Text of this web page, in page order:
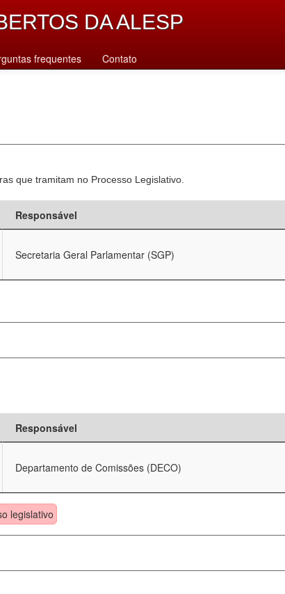
DA ALESP
frequentes Contato
que tramitam no Processo Legislativo.
Responsável
Secretaria Geral Parlamentar (SGP)
Responsável
Departamento de Comissões (DECO)
legislativo